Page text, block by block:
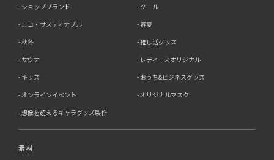
ショップブランド
クール
エコ・サスティナブル
春夏
秋冬
推し活グッズ
サウナ
レディースオリジナル
キッズ
おうち&ビジネスグッズ
オンラインイベント
オリジナルマスク
想像を超えるキャラグッズ製作
素材